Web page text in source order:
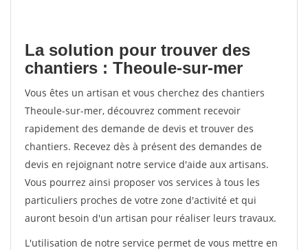
La solution pour trouver des
chantiers : Theoule-sur-mer
Vous êtes un artisan et vous cherchez des chantiers
Theoule-sur-mer, découvrez comment recevoir
rapidement des demande de devis et trouver des
chantiers. Recevez dès à présent des demandes de
devis en rejoignant notre service d'aide aux artisans.
Vous pourrez ainsi proposer vos services à tous les
particuliers proches de votre zone d'activité et qui
auront besoin d'un artisan pour réaliser leurs travaux.
L'utilisation de notre service permet de vous mettre en